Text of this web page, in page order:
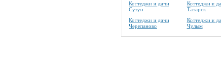
Коттеджи и дачи
Сузун
Коттеджи и
Татарск
Коттеджи и дачи
Черепаново
Коттеджи и
Чулым